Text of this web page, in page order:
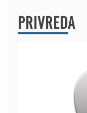
PRIVREDA